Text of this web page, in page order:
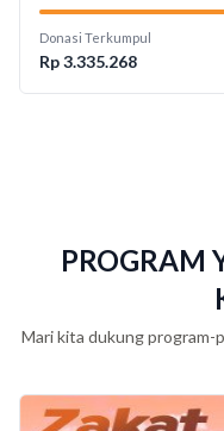
Donasi Terkumpul
Rp 3.335.268
PROGRAM
Mari kita dukung program-